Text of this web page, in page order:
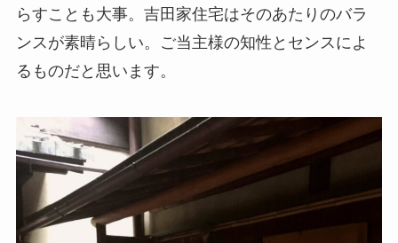
らすことも大事。吉田家住宅はそのあたりのバラ
ンスが素晴らしい。ご当主様の知性とセンスによ
るものだと思います。